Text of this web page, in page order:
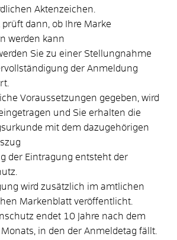
Aktenzeichen.
prüft dann, ob Ihre Marke
werden kann
Sie zu einer Stellungnahme
der Anmeldung
Voraussetzungen gegeben, wird
und Sie erhalten die
mit dem dazugehörigen
der Eintragung entsteht der
wird zusätzlich im amtlichen
Markenblatt veröffentlicht.
endet 10 Jahre nach dem
in den der Anmeldetag fällt.